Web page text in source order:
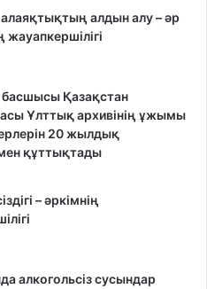
алдын алу – әр
Қазақстан
Ұлттық архивінің ұжымы
20 жылдық
құттықтады
– әркімнің
алкогольсіз сусындар